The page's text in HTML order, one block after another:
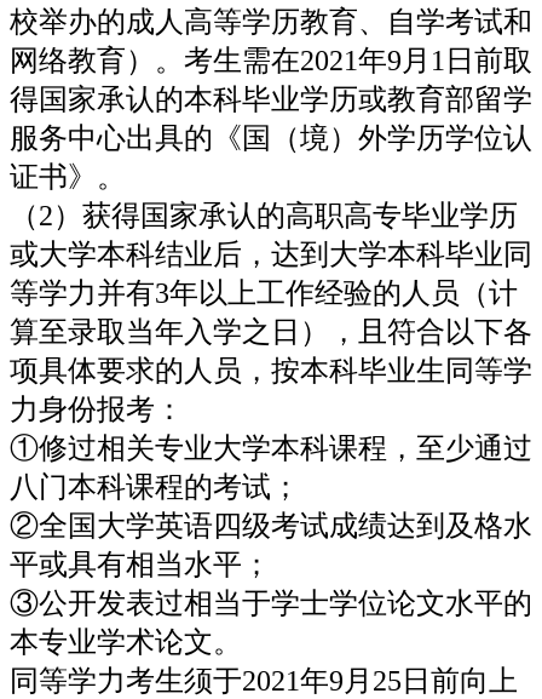
校举办的成人高等学历教育、自学考试和
网络教育）。考生需在2021年9月1日前取
得国家承认的本科毕业学历或教育部留学
服务中心出具的《国（境）外学历学位认
证书》。
（2）获得国家承认的高职高专毕业学历
或大学本科结业后，达到大学本科毕业同
等学力并有3年以上工作经验的人员（计
算至录取当年入学之日），且符合以下各
项具体要求的人员，按本科毕业生同等学
力身份报考：
①修过相关专业大学本科课程，至少通过
八门本科课程的考试；
②全国大学英语四级考试成绩达到及格水
平或具有相当水平；
③公开发表过相当于学士学位论文水平的
本专业学术论文。
同等学力考生须于2021年9月25日前向上